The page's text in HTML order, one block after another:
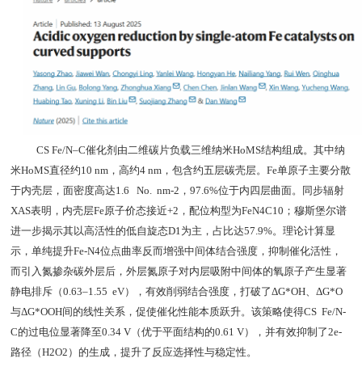
CS Fe/N–C催化剂由二维碳片负载三维纳米HoMS结构组成。其中纳
米HoMS直径约10 nm，高约4 nm，包含约五层碳壳层。Fe单原子主要分散
于内壳层，面密度高达1.6 No. nm-2，97.6%位于内四层曲面。同步辐射
XAS表明，内壳层Fe原子价态接近+2，配位构型为FeN4C10；穆斯堡尔谱
进一步揭示其以高活性的低自旋态D1为主，占比达57.9%。理论计算显
示，单纯提升Fe-N4位点曲率反而增强中间体结合强度，抑制催化活性，
而引入氮掺杂碳外层后，外层氮原子对内层吸附中间体的氧原子产生显著
静电排斥（0.63–1.55 eV），有效削弱结合强度，打破了ΔG*OH、ΔG*O
与ΔG*OOH间的线性关系，促使催化性能本质跃升。该策略使得CS Fe/N-
C的过电位显著降至0.34 V（优于平面结构的0.61 V），并有效抑制了2e‐
路径（H2O2）的生成，提升了反应选择性与稳定性。